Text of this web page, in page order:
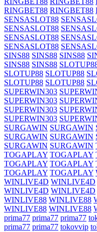
RINGBET88 RINGBET88
SENSASLOT88
SENSASLOT88
SENSASLOT88
SENSASLOT88
SINS88 SINS88 SINS88
SINS88 SINS88
SLOTUP88 SLOTUP88
SLOTUP88 SLOTUP88
SUPERWIN303
SUPERWIN303
SUPERWIN303
SUPERWIN303
SURGAWIN SURGAWIN
SURGAWIN SURGAWIN
SURGAWIN SURGAWIN
TOGAPLAY TOGAPLAY
TOGAPLAY TOGAPLAY
TOGAPLAY TOGAPLAY
WINLIVE4D WINLIVE4D
WINLIVE4D WINLIVE4D
WINLIVE88 WINLIVE88
WINLIVE88 WINLIVE88
prima77 prima77 prima77
prima77 prima77 tokovvip